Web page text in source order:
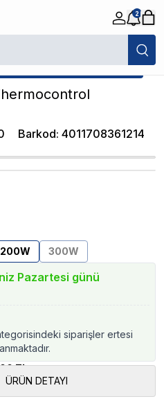
2
200W Thermocontrol Akvaryum
Eheim yetkili satıcısıdır.
Barkod: 4011708361214
200W 300W
Pazartesi günü
siparişler ertesi
TL
ÜRÜN DETAYI